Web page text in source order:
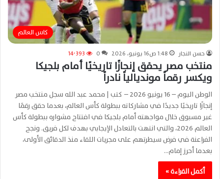
كاس العالم
حسن النجار 1:48 ص16 يونيو، 2026 0 14٬393
منتخب مصر يحقق إنجازًا تاريخيًا أمام بلجيكا
ويكسر رقماً مونديالياً نادراً
الوطن اليوم – 16 يونيو 2026 – كتب | محمد عبد الله سجل منتخب مصر
إنجازًا تاريخيًا جديدًا في مشاركاته ببطولة كأس العالم، بعدما حقق رقمًا
غير مسبوق خلال مواجهته أمام بلجيكا في افتتاح مشواره ببطولة كأس
العالم 2026، والتي انتهت بالتعادل الإيجابي بهدف لكل فريق. ونجح
الفراعنة في فرض سيطرتهم على مجريات اللقاء منذ الدقائق الأولى،
بعدما أحرز إمام…
أكمل القراءة »